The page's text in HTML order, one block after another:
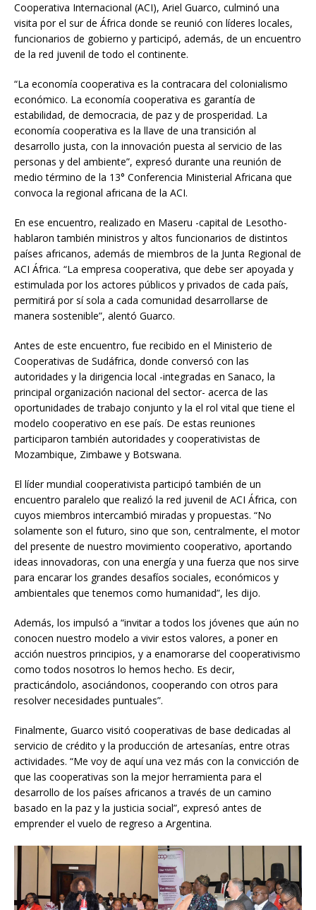
Cooperativa Internacional (ACI), Ariel Guarco, culminó una
visita por el sur de África donde se reunió con líderes locales,
funcionarios de gobierno y participó, además, de un encuentro
de la red juvenil de todo el continente.
“La economía cooperativa es la contracara del colonialismo
económico. La economía cooperativa es garantía de
estabilidad, de democracia, de paz y de prosperidad. La
economía cooperativa es la llave de una transición al
desarrollo justa, con la innovación puesta al servicio de las
personas y del ambiente”, expresó durante una reunión de
medio término de la 13° Conferencia Ministerial Africana que
convoca la regional africana de la ACI.
En ese encuentro, realizado en Maseru -capital de Lesotho-
hablaron también ministros y altos funcionarios de distintos
países africanos, además de miembros de la Junta Regional de
ACI África. “La empresa cooperativa, que debe ser apoyada y
estimulada por los actores públicos y privados de cada país,
permitirá por sí sola a cada comunidad desarrollarse de
manera sostenible”, alentó Guarco.
Antes de este encuentro, fue recibido en el Ministerio de
Cooperativas de Sudáfrica, donde conversó con las
autoridades y la dirigencia local -integradas en Sanaco, la
principal organización nacional del sector- acerca de las
oportunidades de trabajo conjunto y la el rol vital que tiene el
modelo cooperativo en ese país. De estas reuniones
participaron también autoridades y cooperativistas de
Mozambique, Zimbawe y Botswana.
El líder mundial cooperativista participó también de un
encuentro paralelo que realizó la red juvenil de ACI África, con
cuyos miembros intercambió miradas y propuestas. “No
solamente son el futuro, sino que son, centralmente, el motor
del presente de nuestro movimiento cooperativo, aportando
ideas innovadoras, con una energía y una fuerza que nos sirve
para encarar los grandes desafíos sociales, económicos y
ambientales que tenemos como humanidad”, les dijo.
Además, los impulsó a “invitar a todos los jóvenes que aún no
conocen nuestro modelo a vivir estos valores, a poner en
acción nuestros principios, y a enamorarse del cooperativismo
como todos nosotros lo hemos hecho. Es decir,
practicándolo, asociándonos, cooperando con otros para
resolver necesidades puntuales”.
Finalmente, Guarco visitó cooperativas de base dedicadas al
servicio de crédito y la producción de artesanías, entre otras
actividades. “Me voy de aquí una vez más con la convicción de
que las cooperativas son la mejor herramienta para el
desarrollo de los países africanos a través de un camino
basado en la paz y la justicia social”, expresó antes de
emprender el vuelo de regreso a Argentina.